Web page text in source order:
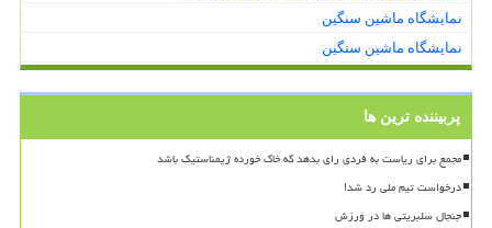
نمایشگاه ماشین سنگین
نمایشگاه ماشین سنگین
پربیننده ترین ها
مجمع برای ریاست به فردی رای بدهد که خاک خورده ژیمناستیک باشد
درخواست تیم ملی رد شد!
جنجال سلبریتی ها در ورزش